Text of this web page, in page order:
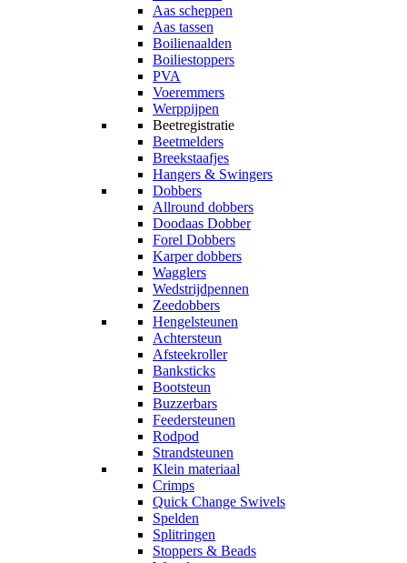
Aas scheppen
Aas tassen
Boilienaalden
Boiliestoppers
PVA
Voeremmers
Werppijpen
Beetregistratie
Beetmelders
Breekstaafjes
Hangers & Swingers
Dobbers
Allround dobbers
Doodaas Dobber
Forel Dobbers
Karper dobbers
Wagglers
Wedstrijdpennen
Zeedobbers
Hengelsteunen
Achtersteun
Afsteekroller
Banksticks
Bootsteun
Buzzerbars
Feedersteunen
Rodpod
Strandsteunen
Klein materiaal
Crimps
Quick Change Swivels
Spelden
Splitringen
Stoppers & Beads